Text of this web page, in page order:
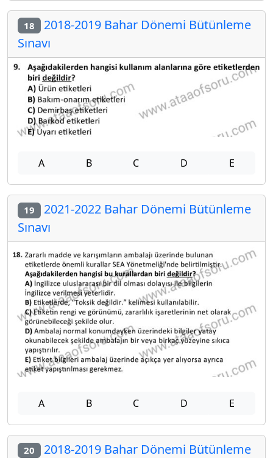
18 2018-2019 Bahar Dönemi Bütünleme
Sınavı
A B C D E
19 2021-2022 Bahar Dönemi Bütünleme
Sınavı
A B C D E
20 2018-2019 Bahar Dönemi Bütünleme